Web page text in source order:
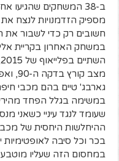
ב-38 המשחקים
מספיק הזדמנויות לנצח
מצב
גארבג' טיים בהם מכבי
במשימה בגלל הפחד
שעומד לנגד עיניי כשאני
ההיחלשות היחסית של
בכר וכל סיבה
במחסום הזה שעליו